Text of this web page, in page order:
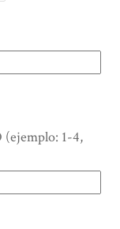
(ejemplo: 1-4,